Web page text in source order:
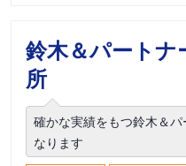
鈴木＆パートナ
所
確かな実績をもつ鈴木＆
なります